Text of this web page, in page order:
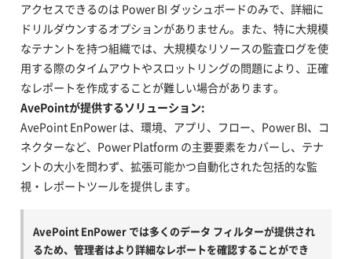
アクセスできるのは Power BI ダッシュボードのみで、詳細に
ドリルダウンするオプションがありません。また、特に大規模
なテナントを持つ組織では、大規模なリソースの監査ログを使
用する際のタイムアウトやスロットリングの問題により、正確
なレポートを作成することが難しい場合があります。
AvePointが提供するソリューション:
AvePoint EnPower は、環境、アプリ、フロー、Power BI、コ
ネクターなど、Power Platform の主要要素をカバーし、テナ
ントの大小を問わず、拡張可能かつ自動化された包括的な監
視・レポートツールを提供します。
AvePoint EnPower では多くのデータ フィルターが提供され
るため、管理者はより詳細なレポートを確認することができ